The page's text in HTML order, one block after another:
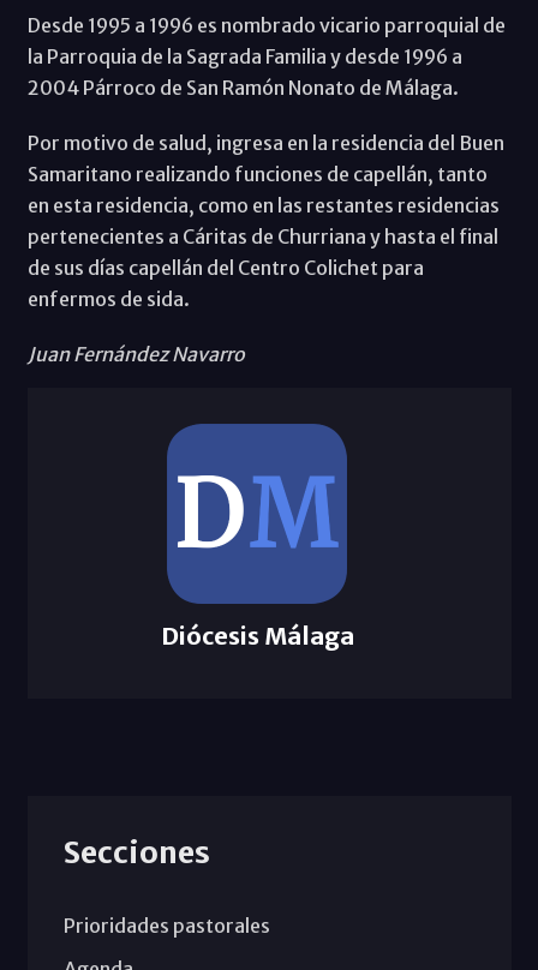
Desde 1995 a 1996 es nombrado vicario parroquial de
la Parroquia de la Sagrada Familia y desde 1996 a
2004 Párroco de San Ramón Nonato de Málaga.
Por motivo de salud, ingresa en la residencia del Buen
Samaritano realizando funciones de capellán, tanto
en esta residencia, como en las restantes residencias
pertenecientes a Cáritas de Churriana y hasta el final
de sus días capellán del Centro Colichet para
enfermos de sida.
Juan Fernández Navarro
Diócesis Málaga
Secciones
Prioridades pastorales